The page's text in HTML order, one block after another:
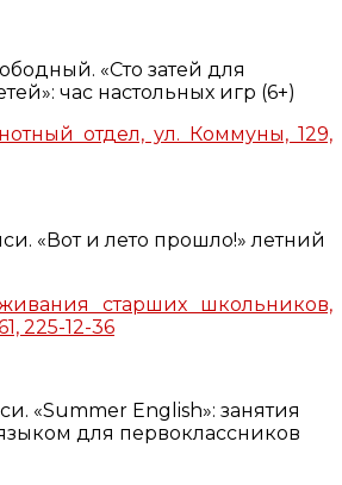
«Сто затей для
час настольных игр (6+)
отдел, ул. Коммуны, 129,
«Вот и лето прошло!» летний
старших школьников,
225-12-36
«Summer English»: занятия
для первоклассников